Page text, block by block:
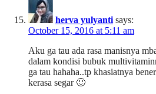
herva yulyanti says:
October 15, 2016 at 5:11 am
Aku ga tau ada rasa manisnya
dalam kondisi bubuk
ga tau hahaha..tp khasiatnya
kerasa segar 🙂